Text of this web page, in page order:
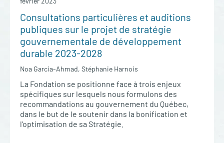
Consultations particulières et auditions
publiques sur le projet de stratégie
gouvernementale de développement
durable 2023-2028
Noa Garcia-Ahmad, Stéphanie Harnois
La Fondation se positionne face à trois enjeux
spécifiques sur lesquels nous formulons des
recommandations au gouvernement du Québec,
dans le but de le soutenir dans la bonification et
l’optimisation de sa Stratégie.